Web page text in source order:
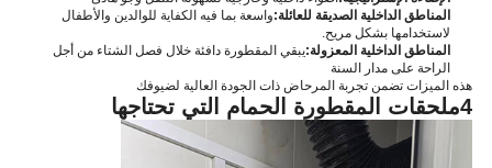
المناطق الداخلية الصديقة للعائلة:واسعة بما فيه الكفاية للوالدين والأطفال
لاستخدامها بشكل مريح.
المناطق الداخلية المعزولة:يبقي المقطورة دافئة خلال فصل الشتاء من أجل
الراحة على مدار السنة
هذه الميزات تضمن تجربة المرحاض ذات الجودة العالية لضيوفك
4ملحقات المقطورة الحمام التي تحتاجها